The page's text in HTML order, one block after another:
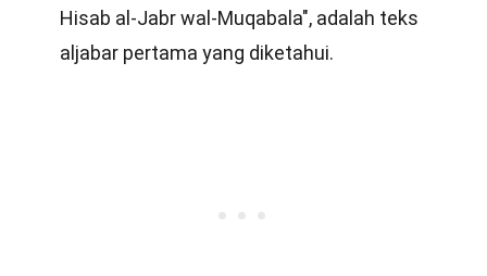
Hisab al-Jabr wal-Muqabala", adalah teks
aljabar pertama yang diketahui.